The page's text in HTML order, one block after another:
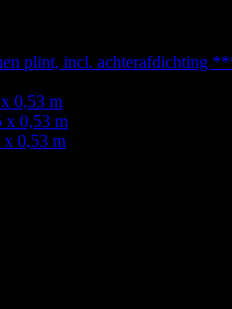
plint, incl. achterafdichting
0,53 m
x 0,53 m
x 0,53 m